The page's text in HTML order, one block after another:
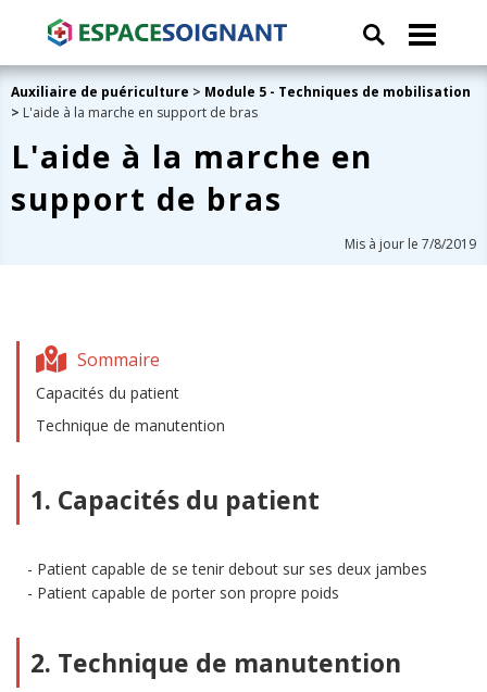
Auxiliaire de puériculture > Module 5 - Techniques de mobilisation
> L'aide à la marche en support de bras
L'aide à la marche en
support de bras
Mis à jour le 7/8/2019
Sommaire
Capacités du patient
Technique de manutention
1. Capacités du patient
Patient capable de se tenir debout sur ses deux jambes
Patient capable de porter son propre poids
2. Technique de manutention